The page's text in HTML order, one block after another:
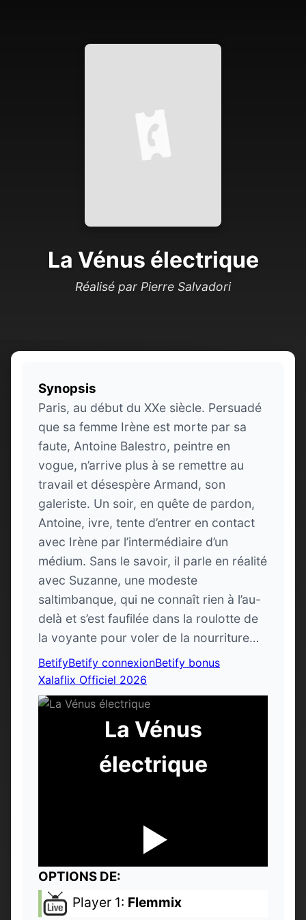
La Vénus électrique
Réalisé par Pierre Salvadori
Synopsis
Paris, au début du XXe siècle. Persuadé
que sa femme Irène est morte par sa
faute, Antoine Balestro, peintre en
vogue, n’arrive plus à se remettre au
travail et désespère Armand, son
galeriste. Un soir, en quête de pardon,
Antoine, ivre, tente d’entrer en contact
avec Irène par l’intermédiaire d’un
médium. Sans le savoir, il parle en réalité
avec Suzanne, une modeste
saltimbanque, qui ne connaît rien à l’au-
delà et s’est faufilée dans la roulotte de
la voyante pour voler de la nourriture…
BetifyBetify connexionBetify bonus
Xalaflix Officiel 2026
La Vénus
électrique
OPTIONS DE:
Player 1: Flemmix